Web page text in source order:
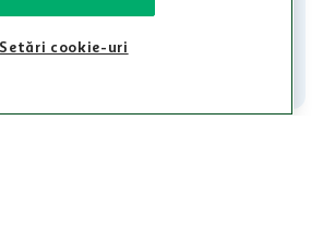
contact@auchan.ro
Setări cookie-uri